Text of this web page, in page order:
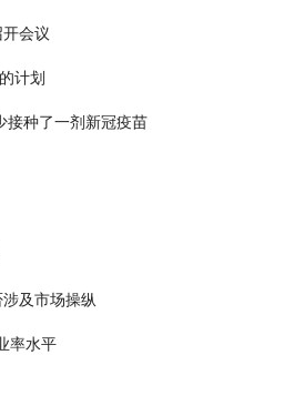
会议
计划
接种了一剂新冠疫苗
及市场操纵
率水平